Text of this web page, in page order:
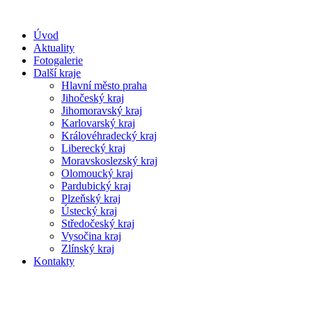
Úvod
Aktuality
Fotogalerie
Další kraje
Hlavní město praha
Jihočeský kraj
Jihomoravský kraj
Karlovarský kraj
Královéhradecký kraj
Liberecký kraj
Moravskoslezský kraj
Olomoucký kraj
Pardubický kraj
Plzeňský kraj
Ústecký kraj
Středočeský kraj
Vysočina kraj
Zlínský kraj
Kontakty